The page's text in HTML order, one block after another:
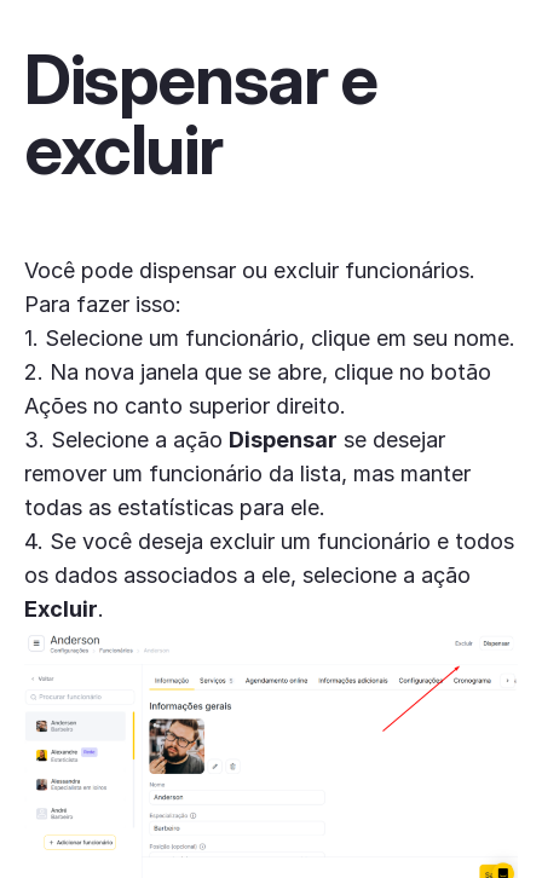
Dispensar e
excluir
Você pode dispensar ou excluir funcionários.
Para fazer isso:
1. Selecione um funcionário, clique em seu nome.
2. Na nova janela que se abre, clique no botão
Ações no canto superior direito.
3. Selecione a ação Dispensar se desejar
remover um funcionário da lista, mas manter
todas as estatísticas para ele.
4. Se você deseja excluir um funcionário e todos
os dados associados a ele, selecione a ação
Excluir.